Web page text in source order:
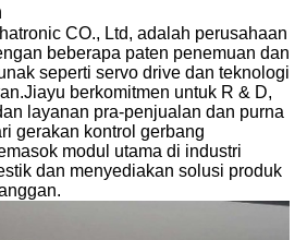
CO., Ltd, adalah perusahaan
beberapa paten penemuan dan
seperti servo drive dan teknologi
berkomitmen untuk R & D,
layanan pra-penjualan dan purna
gerakan kontrol gerbang
modul utama di industri
dan menyediakan solusi produk